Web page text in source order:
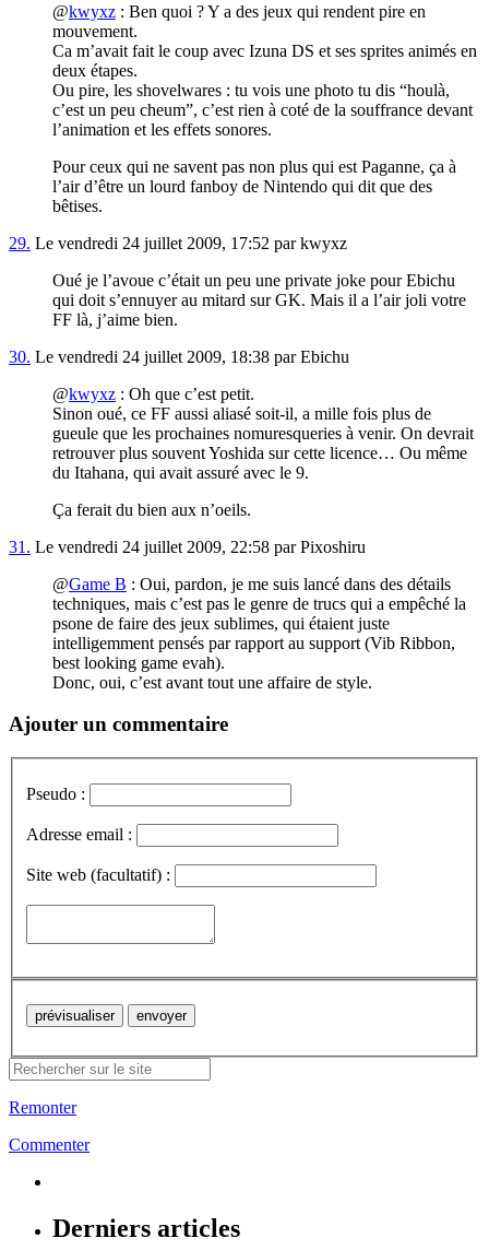
@kwyxz : Ben quoi ? Y a des jeux qui rendent pire en
mouvement.
Ca m’avait fait le coup avec Izuna DS et ses sprites animés en
deux étapes.
Ou pire, les shovelwares : tu vois une photo tu dis “houlà,
c’est un peu cheum”, c’est rien à coté de la souffrance devant
l’animation et les effets sonores.
Pour ceux qui ne savent pas non plus qui est Paganne, ça à
l’air d’être un lourd fanboy de Nintendo qui dit que des
bêtises.
29. Le vendredi 24 juillet 2009, 17:52 par kwyxz
Oué je l’avoue c’était un peu une private joke pour Ebichu
qui doit s’ennuyer au mitard sur GK. Mais il a l’air joli votre
FF là, j’aime bien.
30. Le vendredi 24 juillet 2009, 18:38 par Ebichu
@kwyxz : Oh que c’est petit.
Sinon oué, ce FF aussi aliasé soit-il, a mille fois plus de
gueule que les prochaines nomuresqueries à venir. On devrait
retrouver plus souvent Yoshida sur cette licence… Ou même
du Itahana, qui avait assuré avec le 9.
Ça ferait du bien aux n’oeils.
31. Le vendredi 24 juillet 2009, 22:58 par Pixoshiru
@Game B : Oui, pardon, je me suis lancé dans des détails
techniques, mais c’est pas le genre de trucs qui a empêché la
psone de faire des jeux sublimes, qui étaient juste
intelligemment pensés par rapport au support (Vib Ribbon,
best looking game evah).
Donc, oui, c’est avant tout une affaire de style.
Ajouter un commentaire
Pseudo :
Adresse email :
Site web (facultatif) :
Remonter
Commenter
Derniers articles